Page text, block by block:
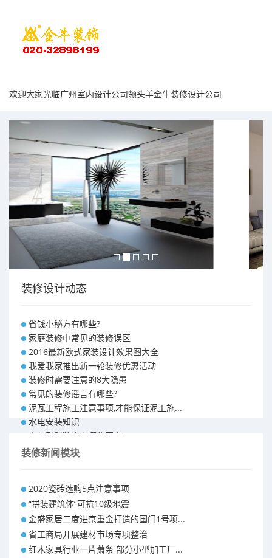
欢迎大家光临广州室内设计公司领头羊金牛装修设计公司
装修设计动态
省钱小秘方有哪些?
家庭装修中常见的装修误区
2016最新欧式家装设计效果图大全
我爱我家推出新一轮装修优惠活动
装修时需要注意的8大隐患
常见的装修谣言有哪些?
泥瓦工程施工注意事项,才能保证泥工施...
水电安装知识
乡村别墅装修有哪些要点?
别墅怎样装修之装修技巧
昆明110平米装修预算 装修报价清单
昆明100平米装修多少钱
装修新闻模块
2020瓷砖选购5点注意事项
“拼装建筑体”可抗10级地震
金盛家居二度进京重金打造的国门1号项...
省工商局开展建材市场专项整治
红木家具行业一片萧条 部分小型加工厂...